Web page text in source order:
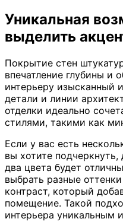
Уникальная
выделить
Покрытие стен
впечатление глубины и
интерьеру изысканный
детали и линии
отделки идеально
стилями, такими как
Если у вас есть
вы хотите
два цвета будет
выбрать разные
контраст, который
помещение. Такой
интерьера уникальным